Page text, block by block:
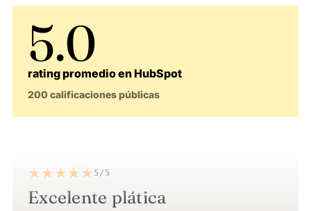
5.0
rating promedio en HubSpot
200 calificaciones públicas
★★★★★ 5/5
Excelente plática